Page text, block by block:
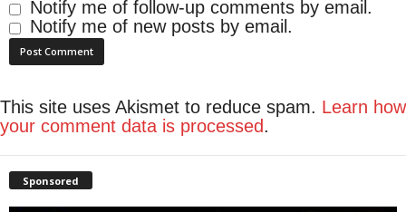
Notify me of follow-up comments by email.
Notify me of new posts by email.
This site uses Akismet to reduce spam. Learn how
your comment data is processed.
Sponsored